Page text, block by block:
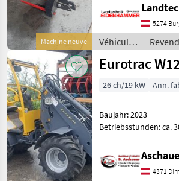
Machine neuve
Eurotracaufnahme
Promt Verfügbar in
St.Veit im Pongau Vé
5274
Véhicules
agricoles
à moteur /
Eurotrac
26 ch/19 kW Ann.
Baujahr: 2023
Betriebsstunden: ca.
landwirtschaftliche und
industrielle Zwecke.
Serienmäßig
4371